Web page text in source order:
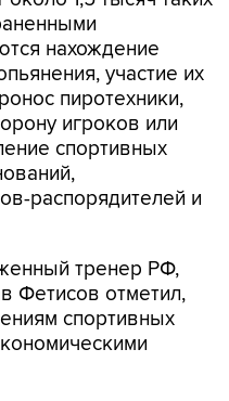
нахождение
участие их
пиротехники,
игроков или
спортивных
распорядителей и
тренер РФ,
Фетисов отметил,
спортивных